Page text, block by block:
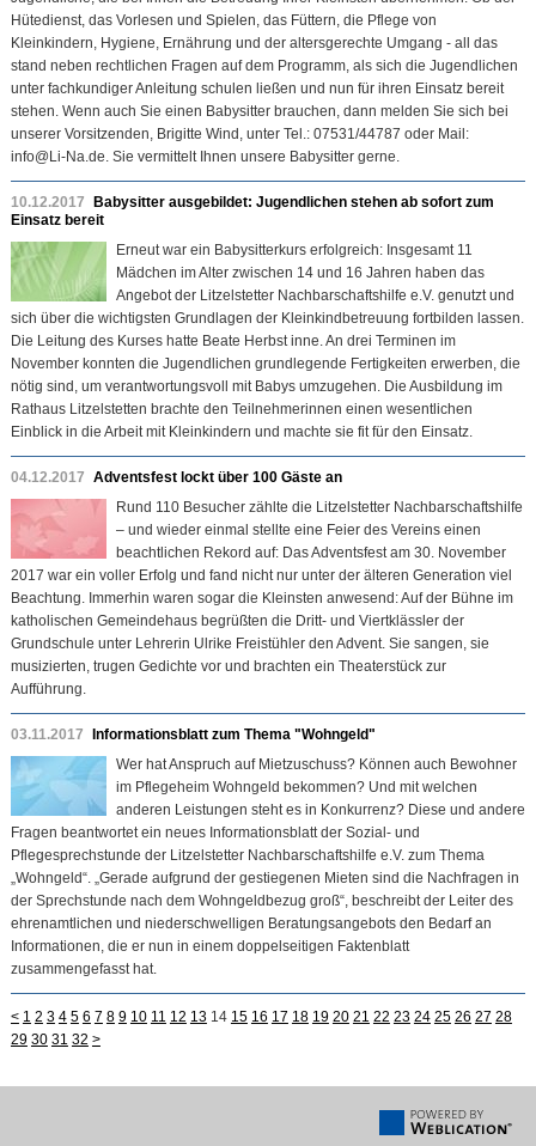
Hütedienst, das Vorlesen und Spielen, das Füttern, die Pflege von
Kleinkindern, Hygiene, Ernährung und der altersgerechte Umgang - all das
stand neben rechtlichen Fragen auf dem Programm, als sich die Jugendlichen
unter fachkundiger Anleitung schulen ließen und nun für ihren Einsatz bereit
stehen. Wenn auch Sie einen Babysitter brauchen, dann melden Sie sich bei
unserer Vorsitzenden, Brigitte Wind, unter Tel.: 07531/44787 oder Mail:
info@Li-Na.de. Sie vermittelt Ihnen unsere Babysitter gerne.
10.12.2017
Babysitter ausgebildet: Jugendlichen stehen ab sofort zum
Einsatz bereit
Erneut war ein Babysitterkurs erfolgreich: Insgesamt 11
Mädchen im Alter zwischen 14 und 16 Jahren haben das
Angebot der Litzelstetter Nachbarschaftshilfe e.V. genutzt und
sich über die wichtigsten Grundlagen der Kleinkindbetreuung fortbilden lassen.
Die Leitung des Kurses hatte Beate Herbst inne. An drei Terminen im
November konnten die Jugendlichen grundlegende Fertigkeiten erwerben, die
nötig sind, um verantwortungsvoll mit Babys umzugehen. Die Ausbildung im
Rathaus Litzelstetten brachte den Teilnehmerinnen einen wesentlichen
Einblick in die Arbeit mit Kleinkindern und machte sie fit für den Einsatz.
04.12.2017 Adventsfest lockt über 100 Gäste an
Rund 110 Besucher zählte die Litzelstetter Nachbarschaftshilfe
– und wieder einmal stellte eine Feier des Vereins einen
beachtlichen Rekord auf: Das Adventsfest am 30. November
2017 war ein voller Erfolg und fand nicht nur unter der älteren Generation viel
Beachtung. Immerhin waren sogar die Kleinsten anwesend: Auf der Bühne im
katholischen Gemeindehaus begrüßten die Dritt- und Viertklässler der
Grundschule unter Lehrerin Ulrike Freistühler den Advent. Sie sangen, sie
musizierten, trugen Gedichte vor und brachten ein Theaterstück zur
Aufführung.
03.11.2017
Informationsblatt zum Thema "Wohngeld"
Wer hat Anspruch auf Mietzuschuss? Können auch Bewohner
im Pflegeheim Wohngeld bekommen? Und mit welchen
anderen Leistungen steht es in Konkurrenz? Diese und andere
Fragen beantwortet ein neues Informationsblatt der Sozial- und
Pflegesprechstunde der Litzelstetter Nachbarschaftshilfe e.V. zum Thema
„Wohngeld“. „Gerade aufgrund der gestiegenen Mieten sind die Nachfragen in
der Sprechstunde nach dem Wohngeldbezug groß“, beschreibt der Leiter des
ehrenamtlichen und niederschwelligen Beratungsangebots den Bedarf an
Informationen, die er nun in einem doppelseitigen Faktenblatt
zusammengefasst hat.
< 1 2 3 4 5 6 7 8 9 10 11 12 13 14 15 16 17 18 19 20 21 22 23 24 25 26 27 28
29 30 31 32 >